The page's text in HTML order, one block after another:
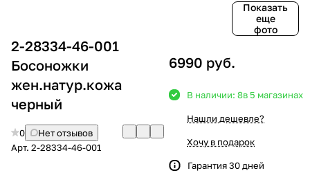
Показать
еще
фото
2-28334-46-001
Босоножки
жен.натур.кожа
черный
0
Нет отзывов
Арт. 2-28334-46-001
6990 руб.
В наличии: 8в 5 магазинах
Нашли дешевле?
Хочу в подарок
Гарантия 30 дней